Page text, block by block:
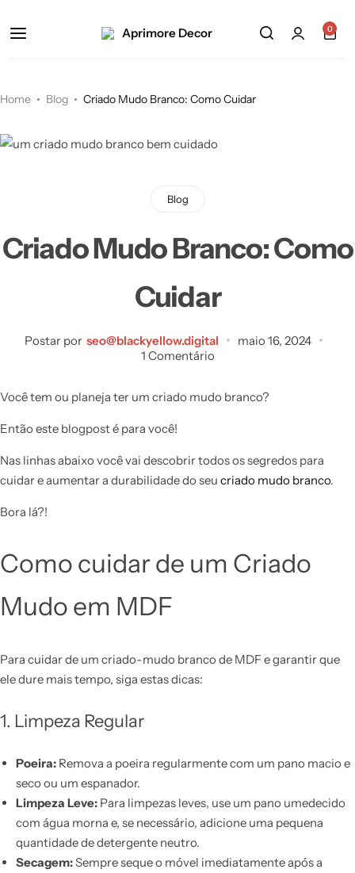
0
Home Blog Criado Mudo Branco: Como Cuidar
Blog
Criado Mudo Branco: Como
Cuidar
Postar por seo@blackyellow.digital
maio 16, 2024
1 Comentário
Você tem ou planeja ter um criado mudo branco?
Então este blogpost é para você!
Nas linhas abaixo você vai descobrir todos os segredos para
cuidar e aumentar a durabilidade do seu criado mudo branco.
Bora lá?!
Como cuidar de um Criado
Mudo em MDF
Para cuidar de um criado-mudo branco de MDF e garantir que
ele dure mais tempo, siga estas dicas:
1. Limpeza Regular
Poeira:Remova a poeira regularmente com um pano macio e
seco ou um espanador.
Limpeza Leve:Para limpezas leves, use um pano umedecido
com água morna e, se necessário, adicione uma pequena
quantidade de detergente neutro.
Secagem:Sempre seque o móvel imediatamente após a